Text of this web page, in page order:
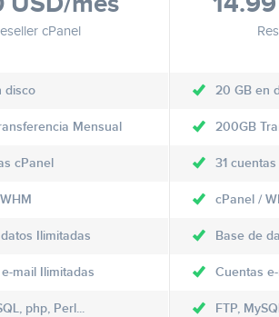
cPanel
disco
Mensual
cPanel
Ilimitadas
mail Ilimitadas
php, Perl...
20 GB en
200GB
31
cPanel /
Base de
Cuentas
FTP,